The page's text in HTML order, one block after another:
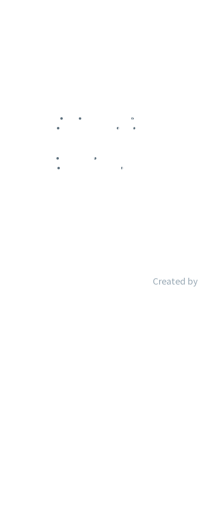
Inicio Sobre Nosotros
Nuestros Clientes
Blog
Aviso Legal
Política de Cookies
Created by